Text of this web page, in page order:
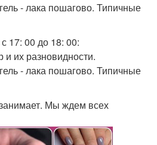
- лака пошагово. Типичные
17: 00 до 18: 00:
их разновидности.
- лака пошагово. Типичные
Мы ждем всех